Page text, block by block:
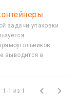
задачи упаковки
выводится в
1-1 из 1  